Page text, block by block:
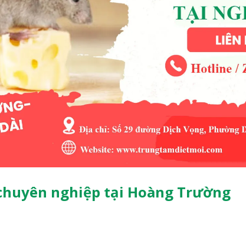
nghiệp tại Hoàng Trường